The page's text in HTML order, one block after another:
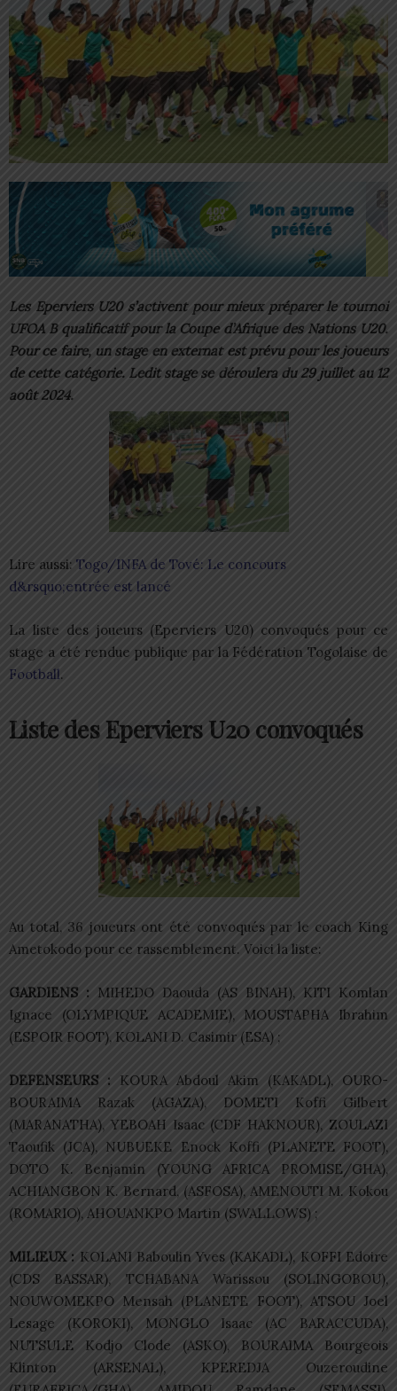
Les Eperviers U20 s’activent pour mieux préparer le tournoi
UFOA B qualificatif pour la Coupe d’Afrique des Nations U20.
Pour ce faire, un stage en externat est prévu pour les joueurs
de cette catégorie. Ledit stage se déroulera du 29 juillet au 12
août 2024.
Lire aussi: Togo/INFA de Tové: Le concours
d&rsquo;entrée est lancé
La liste des joueurs (Eperviers U20) convoqués pour ce
stage a été rendue publique par la Fédération Togolaise de
Football.
Liste des Eperviers U20 convoqués
Au total, 36 joueurs ont été convoqués par le coach King
Ametokodo pour ce rassemblement. Voici la liste:
GARDIENS : MIHEDO Daouda (AS BINAH), KITI Komlan
Ignace (OLYMPIQUE ACADEMIE), MOUSTAPHA Ibrahim
(ESPOIR FOOT), KOLANI D. Casimir (ESA) ;
DEFENSEURS : KOURA Abdoul Akim (KAKADL), OURO-
BOURAIMA Razak (AGAZA), DOMETI Koffi Gilbert
(MARANATHA), YEBOAH Isaac (CDF HAKNOUR), ZOULAZI
Taoufik (JCA), NUBUEKE Enock Koffi (PLANETE FOOT),
DOTO K. Benjamin (YOUNG AFRICA PROMISE/GHA),
ACHIANGBON K. Bernard, (ASFOSA), AMENOUTI M. Kokou
(ROMARIO), AHOUANKPO Martin (SWALLOWS) ;
MILIEUX : KOLANI Baboulin Yves (KAKADL), KOFFI Edoire
(CDS BASSAR), TCHABANA Warissou (SOLINGOBOU),
NOUWOMEKPO Mensah (PLANETE FOOT), ATSOU Joel
Lesage (KOROKI), MONGLO Isaac (AC BARACCUDA),
NUTSULE Kodjo Clode (ASKO), BOURAIMA Bourgeois
Klinton (ARSENAL), KPEREDJA Ouzeroudine